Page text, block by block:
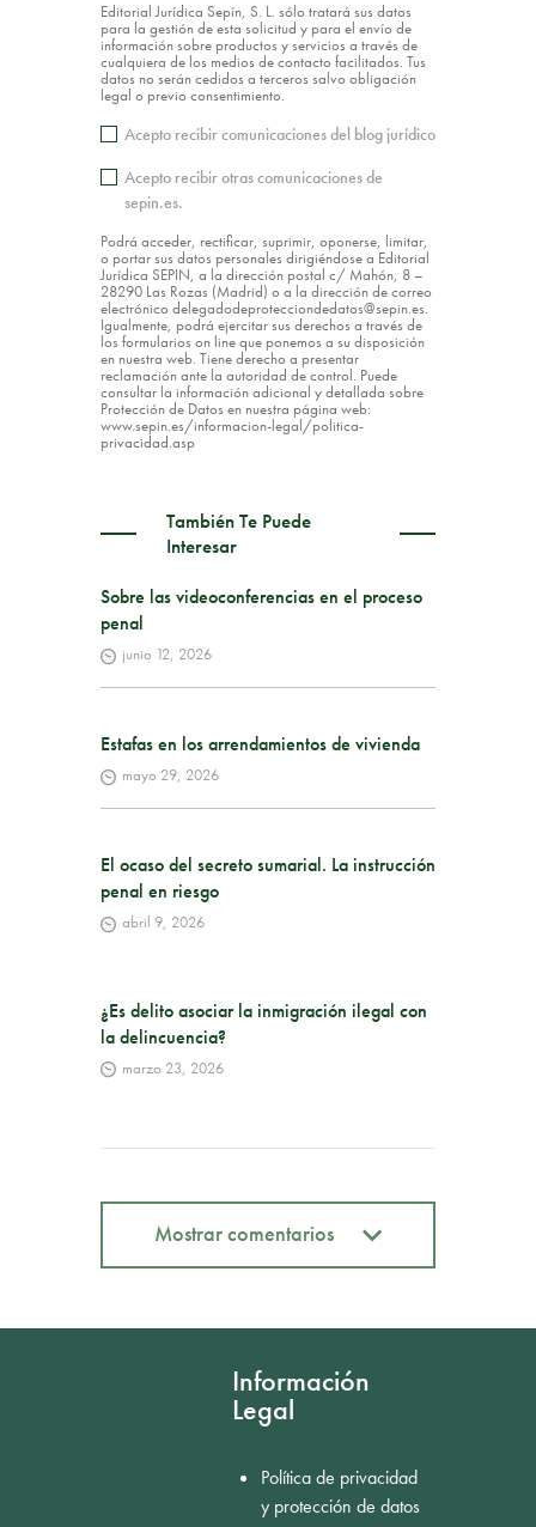
Editorial Jurídica Sepín, S. L. sólo tratará sus datos
para la gestión de esta solicitud y para el envío de
información sobre productos y servicios a través de
cualquiera de los medios de contacto facilitados. Tus
datos no serán cedidos a terceros salvo obligación
legal o previo consentimiento.
Acepto recibir comunicaciones del blog jurídico
Acepto recibir otras comunicaciones de
sepin.es.
Podrá acceder, rectificar, suprimir, oponerse, limitar,
o portar sus datos personales dirigiéndose a Editorial
Jurídica SEPIN, a la dirección postal c/ Mahón, 8 –
28290 Las Rozas (Madrid) o a la dirección de correo
electrónico delegadodeprotecciondedatos@sepin.es.
Igualmente, podrá ejercitar sus derechos a través de
los formularios on line que ponemos a su disposición
en nuestra web. Tiene derecho a presentar
reclamación ante la autoridad de control. Puede
consultar la información adicional y detallada sobre
Protección de Datos en nuestra página web:
www.sepin.es/informacion-legal/politica-
privacidad.asp
También Te Puede
Interesar
Sobre las videoconferencias en el proceso
penal
junio 12, 2026
Estafas en los arrendamientos de vivienda
mayo 29, 2026
El ocaso del secreto sumarial. La instrucción
penal en riesgo
abril 9, 2026
¿Es delito asociar la inmigración ilegal con
la delincuencia?
marzo 23, 2026
Mostrar comentarios
Información
Legal
Política de privacidad
y protección de datos